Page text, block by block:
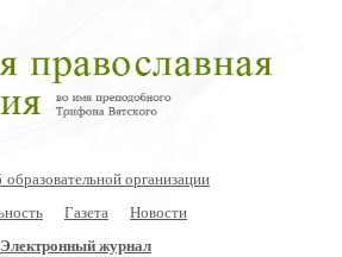
организации
Газета
Новости
Электронный журнал